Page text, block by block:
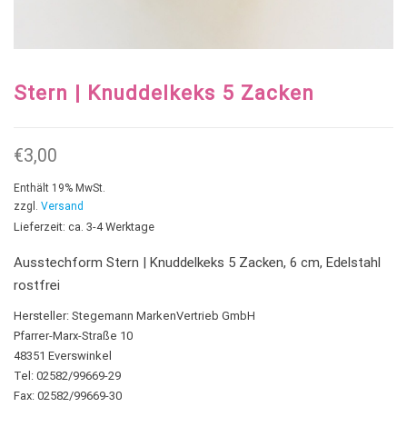
Stern | Knuddelkeks 5 Zacken
€3,00
Enthält 19% MwSt.
zzgl. Versand
Lieferzeit: ca. 3-4 Werktage
Ausstechform Stern | Knuddelkeks 5 Zacken, 6 cm, Edelstahl
rostfrei
Hersteller: Stegemann MarkenVertrieb GmbH
Pfarrer-Marx-Straße 10
48351 Everswinkel
Tel: 02582/99669-29
Fax: 02582/99669-30